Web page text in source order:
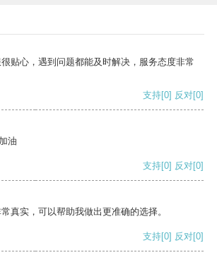
贴心，遇到问题都能及时解决，服务态度非常
支持[0] 反对[0]
油
支持[0] 反对[0]
真实，可以帮助我做出更准确的选择。
支持[0] 反对[0]